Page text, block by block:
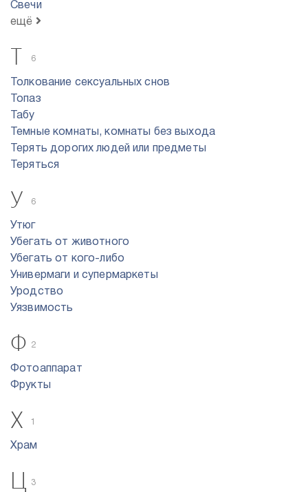
Свечи
ещё
Т 6
Толкование сексуальных снов
Топаз
Табу
Темные комнаты, комнаты без выхода
Терять дорогих людей или предметы
Теряться
У 6
Утюг
Убегать от животного
Убегать от кого-либо
Универмаги и супермаркеты
Уродство
Уязвимость
Ф 2
Фотоаппарат
Фрукты
Х 1
Храм
Ц 3